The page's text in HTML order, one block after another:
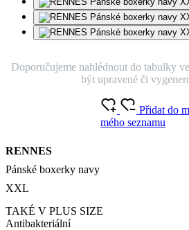
Doporučujeme nahlédnout do tabulky
být upravené či
RENNES
Pánské boxerky navy
XXL
Přidat do
mého seznamu
TAKÉ V PLUS SIZE
Antibakteriální